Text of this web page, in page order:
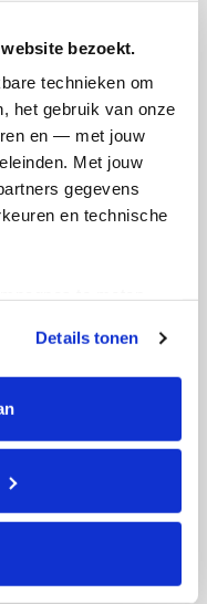
bezoekt.
technieken om
het gebruik van onze
en — met jouw
Met jouw
gegevens
en technische
moment wijzigen of
de pagina. De
“details”.
Details tonen
team
bakken en
leemkuil
die
start ik
ik ook het een
om te